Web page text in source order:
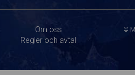
Om oss
Regler och avtal
©